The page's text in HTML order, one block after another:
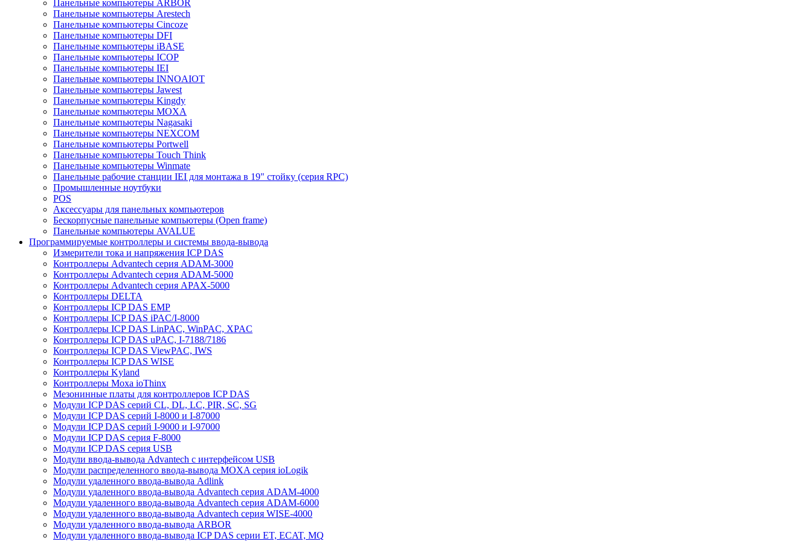
Панельные компьютеры ARBOR
Панельные компьютеры Arestech
Панельные компьютеры Cincoze
Панельные компьютеры DFI
Панельные компьютеры iBASE
Панельные компьютеры ICOP
Панельные компьютеры IEI
Панельные компьютеры INNOAIOT
Панельные компьютеры Jawest
Панельные компьютеры Kingdy
Панельные компьютеры MOXA
Панельные компьютеры Nagasaki
Панельные компьютеры NEXCOM
Панельные компьютеры Portwell
Панельные компьютеры Touch Think
Панельные компьютеры Winmate
Панельные рабочие станции IEI для монтажа в 19" стойку (серия RPC)
Промышленные ноутбуки
POS
Аксессуары для панельных компьютеров
Бескорпусные панельные компьютеры (Open frame)
Панельные компьютеры AVALUE
Программируемые контроллеры и системы ввода-вывода
Измерители тока и напряжения ICP DAS
Контроллеры Advantech серия ADAM-3000
Контроллеры Advantech серия ADAM-5000
Контроллеры Advantech серия APAX-5000
Контроллеры DELTA
Контроллеры ICP DAS EMP
Контроллеры ICP DAS iPAC/I-8000
Контроллеры ICP DAS LinPAC, WinPAC, XPAC
Контроллеры ICP DAS uPAC, I-7188/7186
Контроллеры ICP DAS ViewPAC, IWS
Контроллеры ICP DAS WISE
Контроллеры Kyland
Контроллеры Moxa ioThinx
Мезонинные платы для контроллеров ICP DAS
Модули ICP DAS серий CL, DL, LC, PIR, SC, SG
Модули ICP DAS серий I-8000 и I-87000
Модули ICP DAS серий I-9000 и I-97000
Модули ICP DAS серия F-8000
Модули ICP DAS серия USB
Модули ввода-вывода Advantech с интерфейсом USB
Модули распределенного ввода-вывода MOXA серия ioLogik
Модули удаленного ввода-вывода Adlink
Модули удаленного ввода-вывода Advantech серия ADAM-4000
Модули удаленного ввода-вывода Advantech серия ADAM-6000
Модули удаленного ввода-вывода Advantech серия WISE-4000
Модули удаленного ввода-вывода ARBOR
Модули удаленного ввода-вывода ICP DAS серии ET, ECAT, MQ